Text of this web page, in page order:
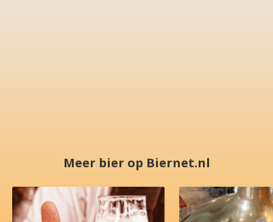
Meer bier op Biernet.nl